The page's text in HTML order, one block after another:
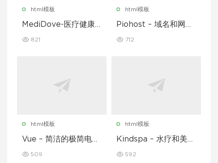
html模板
MediDove-医疗健康H
821
html模板
Piohost – 域名和网站
712
html模板
Vue – 简洁的极简电子
板
509
html模板
Kindspa – 水疗和美容
592